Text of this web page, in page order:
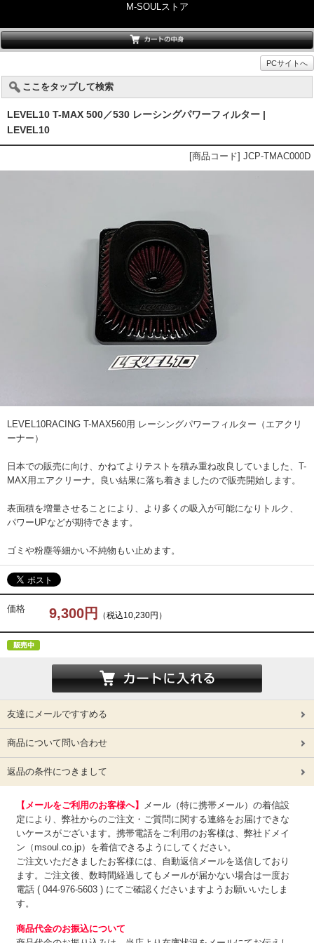
M-SOULストア
PCサイトへ
ここをタップして検索
LEVEL10 T-MAX 500／530 レーシングパワーフィルター |
LEVEL10
[商品コード] JCP-TMAC000D
LEVEL10RACING T-MAX560用 レーシングパワーフィルター（エアクリ
ーナー）
日本での販売に向け、かねてよりテストを積み重ね改良していました、T-
MAX用エアクリーナ。良い結果に落ち着きましたので販売開始します。
表面積を増量させることにより、より多くの吸入が可能になりトルク、
パワーUPなどが期待できます。
ゴミや粉塵等細かい不純物もい止めます。
価格 9,300円 （税込10,230円）
友達にメールですすめる
商品について問い合わせ
返品の条件につきまして
【メールをご利用のお客様へ】
メール（特に携帯メール）の着信設
定により、弊社からのご注文・ご質問に関する連絡をお届けできな
いケースがございます。携帯電話をご利用のお客様は、弊社ドメイ
ン（msoul.co.jp）を着信できるようにしてください。
ご注文いただきましたお客様には、自動返信メールを送信しており
ます。ご注文後、数時間経過してもメールが届かない場合は一度お
電話 ( 044-976-5603 ) にてご確認くださいますようお願いいたしま
す。
商品代金のお振込について